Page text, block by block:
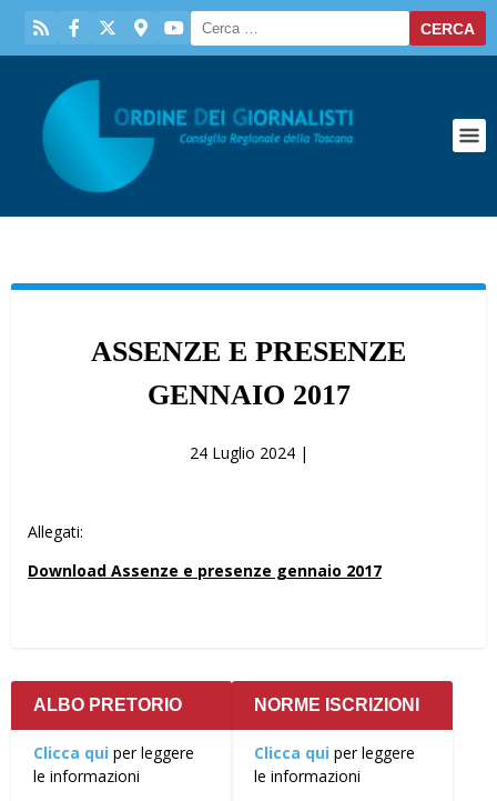
ASSENZE E PRESENZE
GENNAIO 2017
24 Luglio 2024 |
Allegati:
Download Assenze e presenze gennaio 2017
ALBO PRETORIO
Clicca qui per leggere
le informazioni
NORME ISCRIZIONI
Clicca qui per leggere
le informazioni